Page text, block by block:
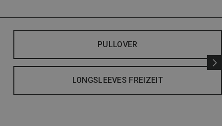
PULLOVER
LONGSLEEVES FREIZEIT